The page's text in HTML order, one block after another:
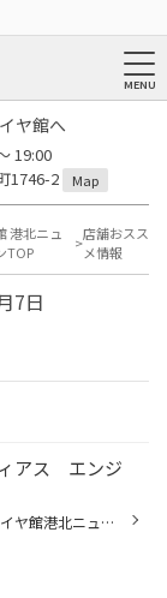
ヤ館へ
19:00
1746-2
Map
港北ニュ
TOP
店舗おスス
メ情報
7日
アス エンジ
皆さんこんにちは(^_^) タイヤ館港北ニュータウン店のホームページをご覧頂き有難う御座います(^_^)/ エンジンオイル交換のご案内です(^o^) 交換した車両は 『スバル サンバー ディアス』です！ 交換に使用したエンジンオイルは 『モービル１ ５W-30』 こちらのオイルを使用しました(^O^)／ では、...